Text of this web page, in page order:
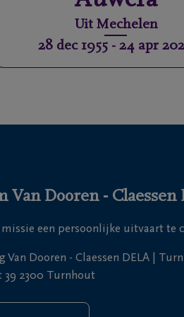
Uit Mechelen
28 dec 1955 -24 apr
Van Dooren - Claessen
een persoonlijke uitvaart te
Van Dooren - Claessen DELA |
39 2300 Turnhout